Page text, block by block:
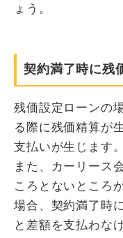
ょう。
契約満了時に残
残価設定ローンの
る際に残価精算が
支払いが生じます。
また、カーリース
ころとないところ
場合、契約満了時
と差額を支払わな